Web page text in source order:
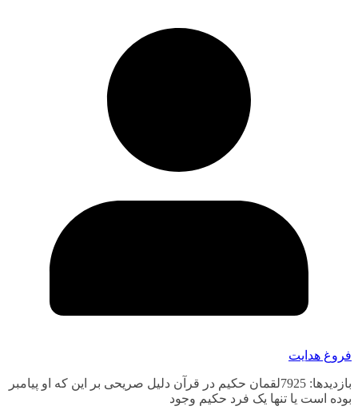
فروغ هدایت
بازدیدها: 7925لقمان حکیم در قرآن دلیل صریحی بر این که او پیامبر
بوده است یا تنها یک فرد حکیم وجود